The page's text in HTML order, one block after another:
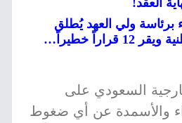
العقد!
ولي العهد يُطلق
منصة التأشيرات الوطنية ويقر 12 قراراً خطيراً…
السعودي على
والأسمدة عن أي ضغوط